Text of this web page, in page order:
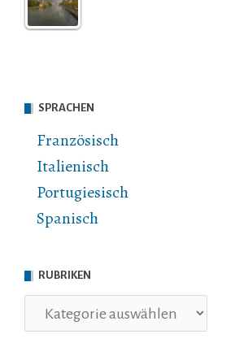
SPRACHEN
Französisch
Italienisch
Portugiesisch
Spanisch
RUBRIKEN
Rubriken